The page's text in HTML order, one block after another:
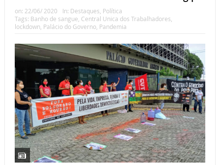
on: 22/06/ 2020 In: Destaques, Política
Tags: Banho de sangue, Central Unica dos Trabalhadores,
lockdown, Palácio do Governo, Pandemia